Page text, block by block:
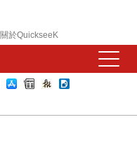
關於QuickseeK